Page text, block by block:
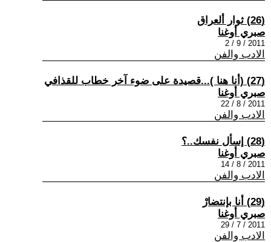
(26) ثوار ألعراق
صبري أوغنا
2011 / 9 / 2
الادب والفن
(27) (أنا هنا )...قصيدة على ضوء آخر خطاب للقذافي
صبري أوغنا
2011 / 8 / 22
الادب والفن
(28) إسأل نفسك..؟
صبري أوغنا
2011 / 8 / 14
الادب والفن
(29) أنا بإنتضارْ
صبري أوغنا
2011 / 7 / 29
الادب والفن